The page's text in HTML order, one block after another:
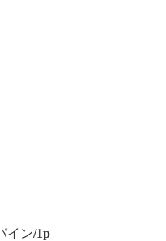
イン/1p